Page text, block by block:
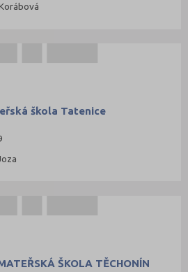
škola Tatenice
ŠKOLA TĚCHONÍN